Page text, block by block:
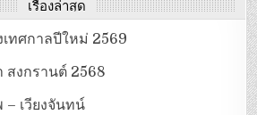
เรื่องล่าสุด
เทศกาลปีใหม่ 2569
สงกรานต์ 2568
– เวียงจันทน์